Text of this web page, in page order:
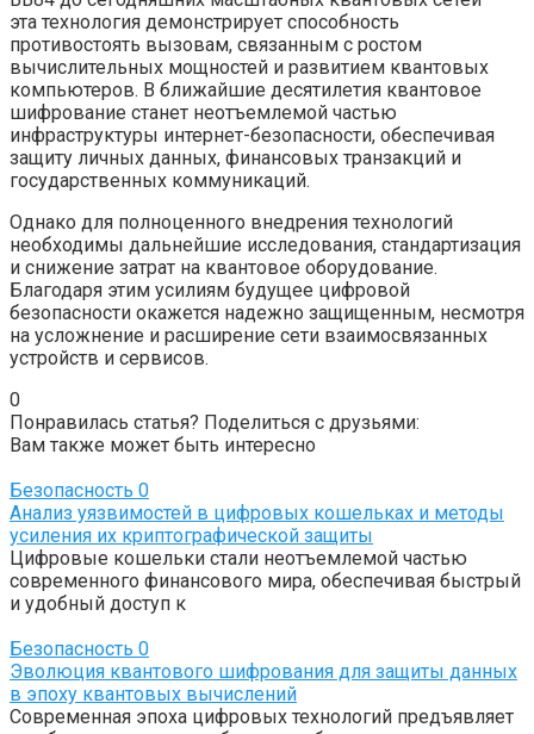
эта технология демонстрирует способность
противостоять вызовам, связанным с ростом
вычислительных мощностей и развитием квантовых
компьютеров. В ближайшие десятилетия квантовое
шифрование станет неотъемлемой частью
инфраструктуры интернет-безопасности, обеспечивая
защиту личных данных, финансовых транзакций и
государственных коммуникаций.
Однако для полноценного внедрения технологий
необходимы дальнейшие исследования, стандартизация
и снижение затрат на квантовое оборудование.
Благодаря этим усилиям будущее цифровой
безопасности окажется надежно защищенным, несмотря
на усложнение и расширение сети взаимосвязанных
устройств и сервисов.
0
Понравилась статья? Поделиться с друзьями:
Вам также может быть интересно
Безопасность 0
Анализ уязвимостей в цифровых кошельках и методы
усиления их криптографической защиты
Цифровые кошельки стали неотъемлемой частью
современного финансового мира, обеспечивая быстрый
и удобный доступ к
Безопасность 0
Эволюция квантового шифрования для защиты данных
в эпоху квантовых вычислений
Современная эпоха цифровых технологий предъявляет